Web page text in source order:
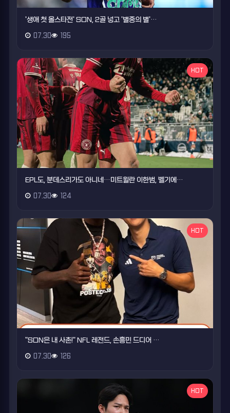
'생애 첫 올스타전' SON, 2골 넣고 '별중의 별'…
07.30 195
HOT
EPL도, 분데스리가도 아니네…미트윌란 이한범, 벨기에…
07.30 124
HOT
"SON은 내 사촌!" NFL 레전드, 손흥민 드디어 …
07.30 126
HOT